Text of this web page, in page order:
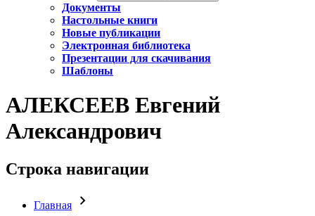
Документы
Настольные книги
Новые публикации
Электронная библиотека
Презентации для скачивания
Шаблоны
АЛЕКСЕЕВ Евгений
Александрович
Строка навигации
Главная